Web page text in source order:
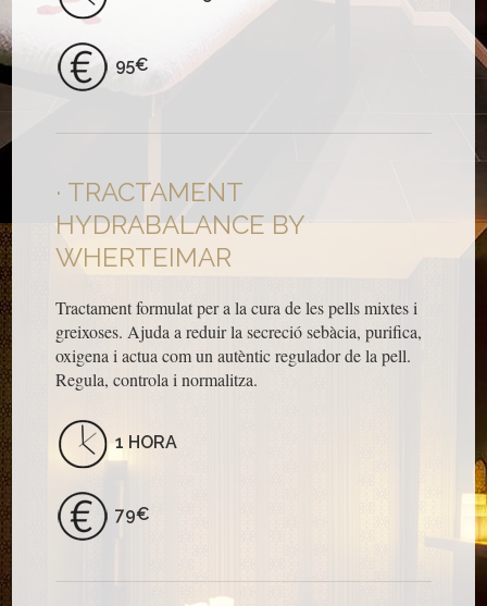
95€
TRACTAMENT
HYDRABALANCE BY
WHERTEIMAR
Tractament formulat per a la cura de les pells mixtes i
greixoses. Ajuda a reduir la secreció sebàcia, purifica,
oxigena i actua com un autèntic regulador de la pell.
Regula, controla i normalitza.
1 HORA
79€